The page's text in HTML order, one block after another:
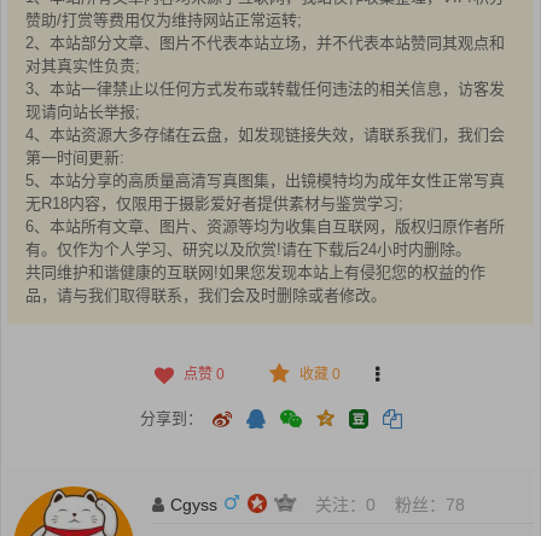
赞助/打赏等费用仅为维持网站正常运转;
2、本站部分文章、图片不代表本站立场，并不代表本站赞同其观点和
对其真实性负责;
3、本站一律禁止以任何方式发布或转载任何违法的相关信息，访客发
现请向站长举报;
4、本站资源大多存储在云盘，如发现链接失效，请联系我们，我们会
第一时间更新:
5、本站分享的高质量高清写真图集，出镜模特均为成年女性正常写真
无R18内容，仅限用于摄影爱好者提供素材与鉴赏学习;
6、本站所有文章、图片、资源等均为收集自互联网，版权归原作者所
有。仅作为个人学习、研究以及欣赏!请在下载后24小时内删除。
共同维护和谐健康的互联网!如果您发现本站上有侵犯您的权益的作
品，请与我们取得联系，我们会及时删除或者修改。
点赞 0 收藏 0
分享到：
Cgyss 关注： 0 粉丝： 78